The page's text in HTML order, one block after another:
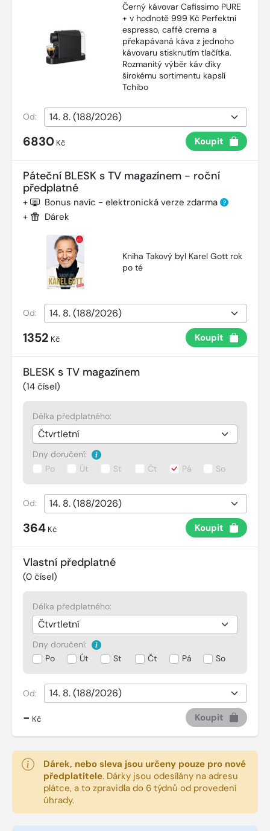
Černý kávovar Cafissimo PURE
+ v hodnotě 999 Kč Perfektní
espresso, caffè crema a
překapávaná káva z jednoho
kávovaru stisknutím tlačítka.
Rozmanitý výběr káv díky
širokému sortimentu kapslí
Tchibo
Od:
6830 Kč Koupit
Páteční BLESK s TV magazínem - roční
předplatné
+ Bonus navíc - elektronická verze zdarma ?
+ Dárek
Kniha Takový byl Karel Gott rok
po té
Od:
1352 Kč Koupit
BLESK s TV magazínem
(14 čísel)
Délka předplatného:
Dny doručení:
Po
Út St Čt Pá So
Od:
364 Kč Koupit
Vlastní předplatné
(0 čísel)
Délka předplatného:
Dny doručení:
Po
Út St Čt Pá So
Od:
- Kč Koupit
Dárek, nebo sleva jsou určeny pouze pro nové
předplatitele. Dárky jsou odesílány na adresu
plátce, a to zpravidla do 6 týdnů od provedení
úhrady.